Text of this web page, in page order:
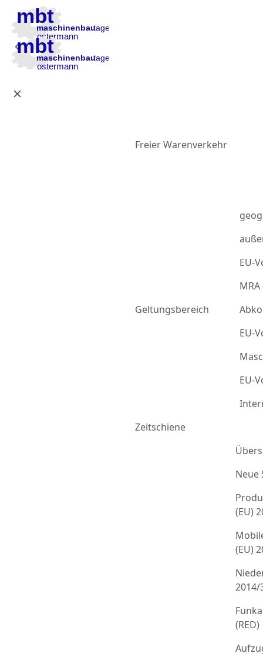
Zur Hauptnavigation
Zum Inhalt
Zur Fußzeile
Freier Warenverkehr
Geltungsbereich
EU-
EU-
EU-
Zeitschiene
Neue
(EU)
(EU)
2014/
(RED)